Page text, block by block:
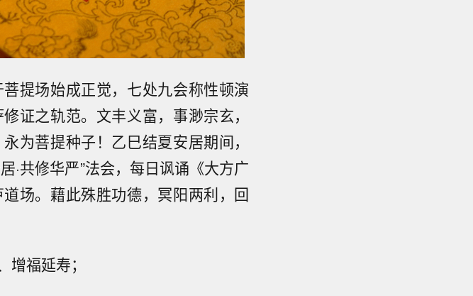
提场始成正觉，七处九会称性顿演
证之轨范。文丰义富，事渺宗玄，
为菩提种子！乙巳结夏安居期间，
·共修华严”法会，每日讽诵《大方广
场。藉此殊胜功德，冥阳两利，回
增福延寿；